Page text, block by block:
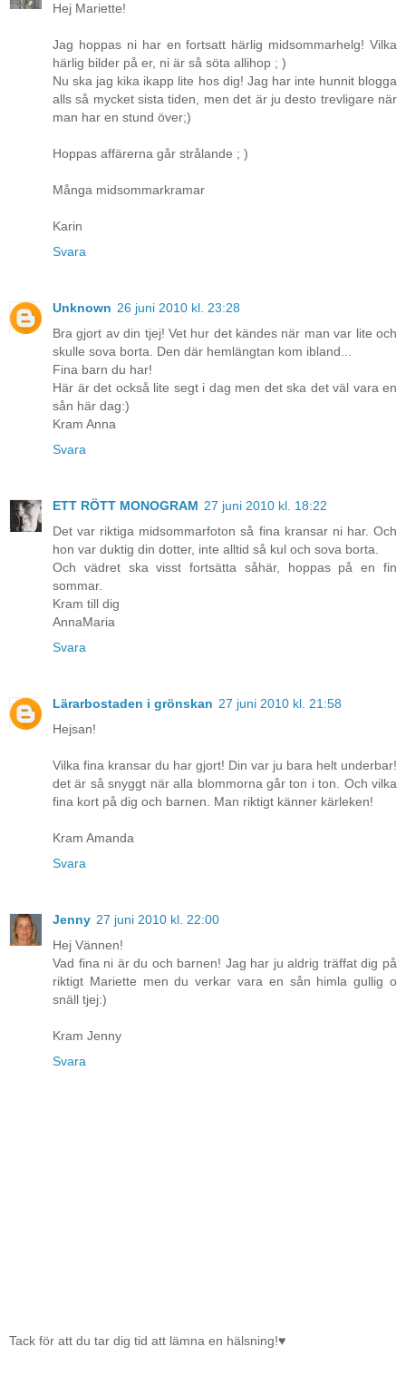
Hej Mariette!
Jag hoppas ni har en fortsatt härlig midsommarhelg! Vilka
härlig bilder på er, ni är så söta allihop ; )
Nu ska jag kika ikapp lite hos dig! Jag har inte hunnit blogga
alls så mycket sista tiden, men det är ju desto trevligare när
man har en stund över;)
Hoppas affärerna går strålande ; )
Många midsommarkramar
Karin
Svara
Unknown 26 juni 2010 kl. 23:28
Bra gjort av din tjej! Vet hur det kändes när man var lite och
skulle sova borta. Den där hemlängtan kom ibland...
Fina barn du har!
Här är det också lite segt i dag men det ska det väl vara en
sån här dag:)
Kram Anna
Svara
ETT RÖTT MONOGRAM 27 juni 2010 kl. 18:22
Det var riktiga midsommarfoton så fina kransar ni har. Och
hon var duktig din dotter, inte alltid så kul och sova borta.
Och vädret ska visst fortsätta såhär, hoppas på en fin
sommar.
Kram till dig
AnnaMaria
Svara
Lärarbostaden i grönskan 27 juni 2010 kl. 21:58
Hejsan!
Vilka fina kransar du har gjort! Din var ju bara helt underbar!
det är så snyggt när alla blommorna går ton i ton. Och vilka
fina kort på dig och barnen. Man riktigt känner kärleken!
Kram Amanda
Svara
Jenny 27 juni 2010 kl. 22:00
Hej Vännen!
Vad fina ni är du och barnen! Jag har ju aldrig träffat dig på
riktigt Mariette men du verkar vara en sån himla gullig o
snäll tjej:)
Kram Jenny
Svara
Tack för att du tar dig tid att lämna en hälsning!♥